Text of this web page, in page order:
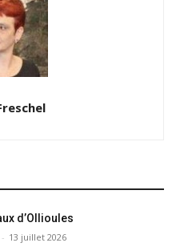
d’Ollioules
- 13 juillet 2026